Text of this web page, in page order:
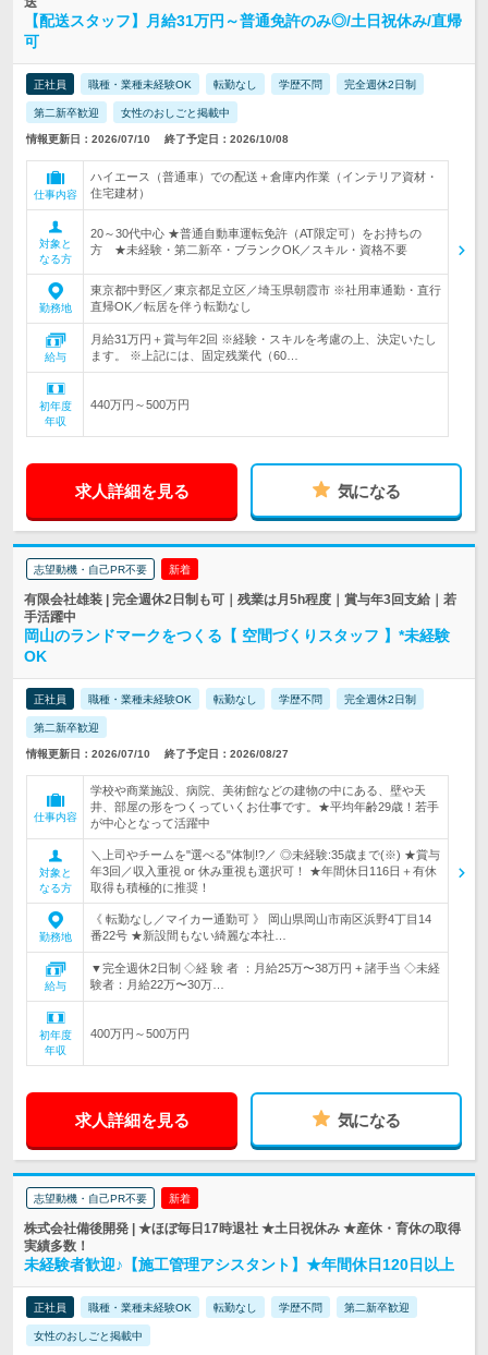
【配送スタッフ】月給31万円～普通免許のみ◎/土日祝休み/直帰
可
正社員 職種・業種未経験OK 転勤なし 学歴不問 完全週休2日制
第二新卒歓迎 女性のおしごと掲載中
情報更新日：2026/07/10 終了予定日：2026/10/08
仕事内容
ハイエース（普通車）での配送＋倉庫内作業（インテリア資材・
住宅建材）
対象と
なる方
20～30代中心 ★普通自動車運転免許（AT限定可）をお持ちの
方 ★未経験・第二新卒・ブランクOK／スキル・資格不要
勤務地
東京都中野区／東京都足立区／埼玉県朝霞市 ※社用車通勤・直行
直帰OK／転居を伴う転勤なし
給与
月給31万円＋賞与年2回 ※経験・スキルを考慮の上、決定いたし
ます。 ※上記には、固定残業代（60…
初年度
年収
440万円～500万円
求人詳細を見る 気になる
志望動機・自己PR不要 新着
有限会社雄装 | 完全週休2日制も可｜残業は月5h程度｜賞与年3回支給｜若
手活躍中
岡山のランドマークをつくる【 空間づくりスタッフ 】*未経験
OK
正社員 職種・業種未経験OK 転勤なし 学歴不問 完全週休2日制
第二新卒歓迎
情報更新日：2026/07/10 終了予定日：2026/08/27
仕事内容
学校や商業施設、病院、美術館などの建物の中にある、壁や天
井、部屋の形をつくっていくお仕事です。★平均年齢29歳！若手
が中心となって活躍中
対象と
なる方
＼上司やチームを"選べる"体制!?／ ◎未経験:35歳まで(※) ★賞与
年3回／収入重視 or 休み重視も選択可！ ★年間休日116日＋有休
取得も積極的に推奨！
勤務地
《 転勤なし／マイカー通勤可 》 岡山県岡山市南区浜野4丁目14
番22号 ★新設間もない綺麗な本社…
給与
▼完全週休2日制 ◇経 験 者 ：月給25万〜38万円 + 諸手当 ◇未経
験者：月給22万〜30万…
初年度
年収
400万円～500万円
求人詳細を見る 気になる
志望動機・自己PR不要 新着
株式会社備後開発 | ★ほぼ毎日17時退社 ★土日祝休み ★産休・育休の取得
実績多数！
未経験者歓迎♪【施工管理アシスタント】★年間休日120日以上
正社員 職種・業種未経験OK 転勤なし 学歴不問 第二新卒歓迎
女性のおしごと掲載中